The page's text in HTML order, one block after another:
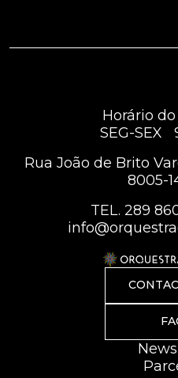
Horário
SEG-SEX
Rua João de Brito
8005-
TEL. 289